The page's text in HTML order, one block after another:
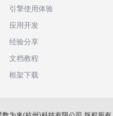
引擎使用体验
应用开发
经验分享
文档教程
框架下载